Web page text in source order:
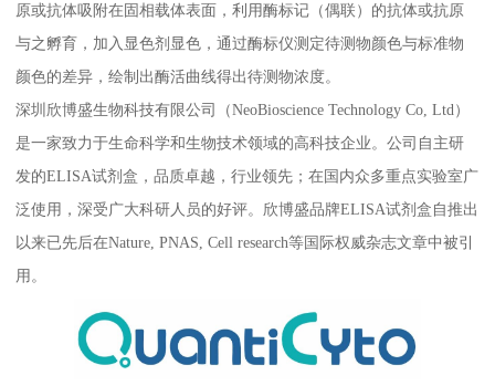
QuantiCyto®ELISA
QuantiCyto®ELISA(高敏)
QuantiCyto®ELISA(超敏)
其它试剂
研究领域
癌症生物学 表观遗传学 代谢生物学 发育生物学
干细胞与再生医学 免疫学 微生物学 神经科学
细胞生物学 心血管生物学 信号转导
定制代测
ELISA定制 ELISA代测
原或抗体吸附在固相载体表面，利用酶标记（偶联）的抗体或抗原
与之孵育，加入显色剂显色，通过酶标仪测定待测物颜色与标准物
颜色的差异，绘制出酶活曲线得出待测物浓度。
深圳欣博盛生物科技有限公司（NeoBioscience Technology Co, Ltd）
是一家致力于生命科学和生物技术领域的高科技企业。公司自主研
发的ELISA试剂盒，品质卓越，行业领先；在国内众多重点实验室广
泛使用，深受广大科研人员的好评。欣博盛品牌ELISA试剂盒自推出
以来已先后在Nature, PNAS, Cell research等国际权威杂志文章中被引
用。